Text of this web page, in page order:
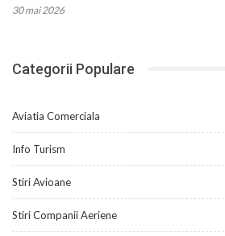
30 mai 2026
Categorii Populare
Aviatia Comerciala
Info Turism
Stiri Avioane
Stiri Companii Aeriene